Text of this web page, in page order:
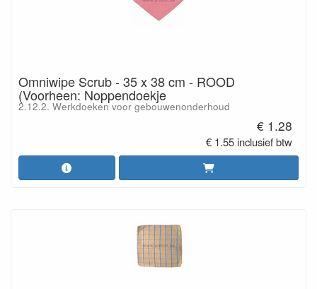
Omniwipe Scrub - 35 x 38 cm - ROOD
(Voorheen: Noppendoekje
2.12.2. Werkdoeken voor gebouwenonderhoud
€ 1.28
€ 1.55 inclusief btw